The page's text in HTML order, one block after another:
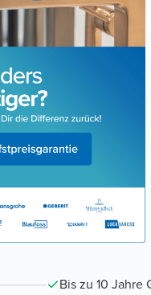
Bis zu 10 Jahre